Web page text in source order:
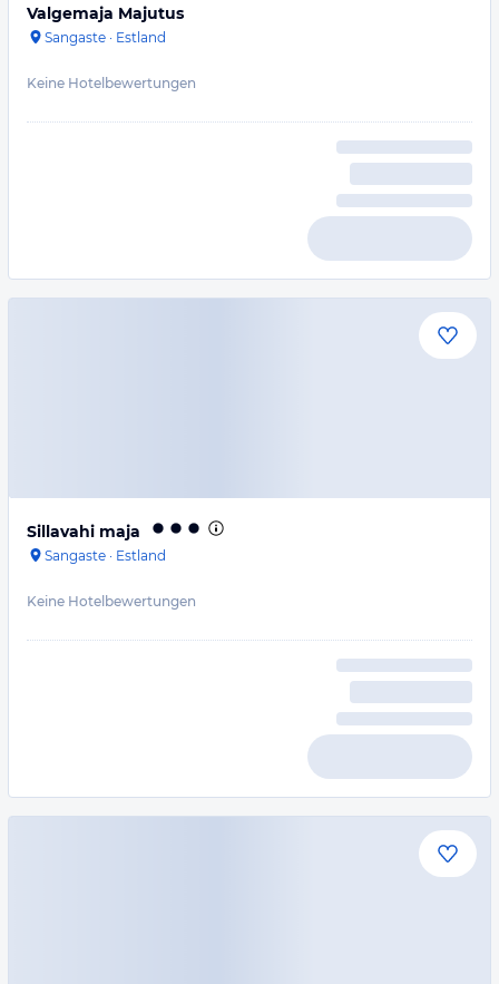
Valgemaja Majutus
Sangaste · Estland
Keine Hotelbewertungen
Sillavahi maja
Sangaste · Estland
Keine Hotelbewertungen